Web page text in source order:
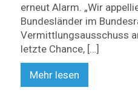
erneut Alarm. „Wir
Bundesländer im
Vermittlungsausschuss
letzte Chance, […]
Mehr lesen